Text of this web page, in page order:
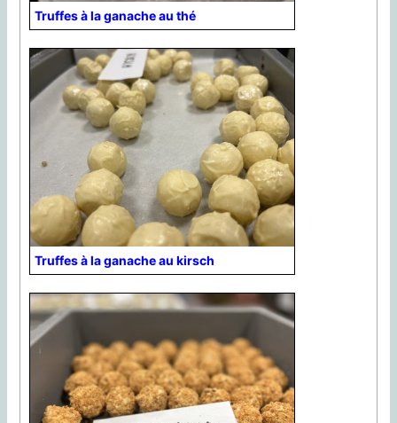
Truffes à la ganache au thé
Truffes à la ganache au kirsch